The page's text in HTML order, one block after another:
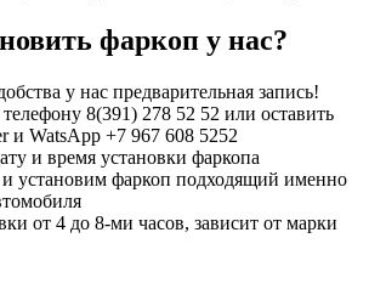
фаркоп у нас?
у нас предварительная запись!
8(391) 278 52 52 или оставить
и WatsApp +7 967 608 5252
и время установки фаркопа
установим фаркоп подходящий именно
от 4 до 8-ми часов, зависит от марки